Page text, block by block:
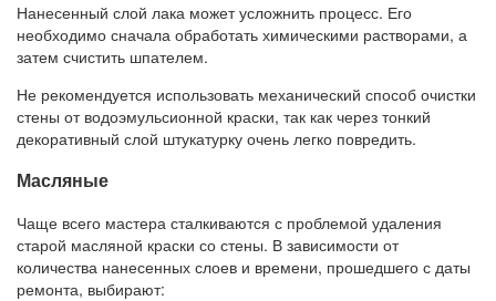
Нанесенный слой лака может усложнить процесс. Его
необходимо сначала обработать химическими растворами, а
затем счистить шпателем.
Не рекомендуется использовать механический способ очистки
стены от водоэмульсионной краски, так как через тонкий
декоративный слой штукатурку очень легко повредить.
Масляные
Чаще всего мастера сталкиваются с проблемой удаления
старой масляной краски со стены. В зависимости от
количества нанесенных слоев и времени, прошедшего с даты
ремонта, выбирают: